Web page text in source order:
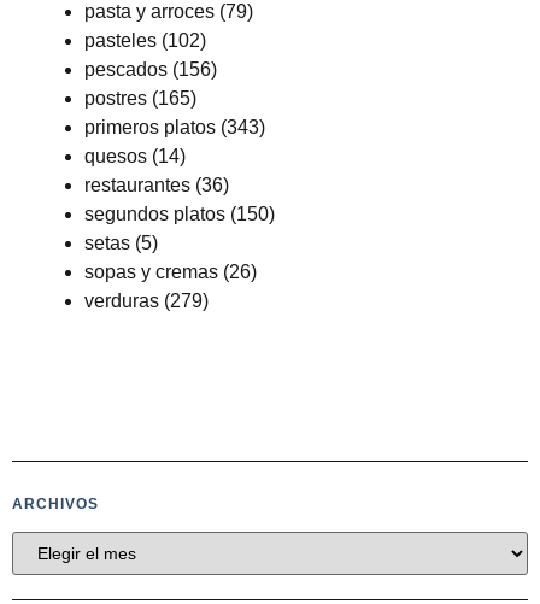
pasta y arroces (79)
pasteles (102)
pescados (156)
postres (165)
primeros platos (343)
quesos (14)
restaurantes (36)
segundos platos (150)
setas (5)
sopas y cremas (26)
verduras (279)
ARCHIVOS